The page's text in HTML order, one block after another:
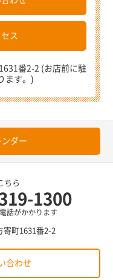
ス
番2-2 (お店前に駐
ます。)
ダー
ちら
1300
話がかかります
町1631番2-2
合わせ